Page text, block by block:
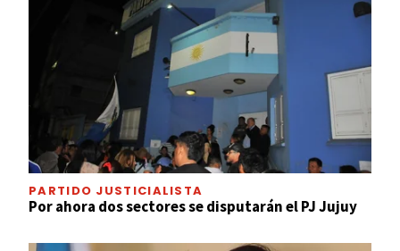
PARTIDO JUSTICIALISTA
Por ahora dos sectores se disputarán el PJ Jujuy